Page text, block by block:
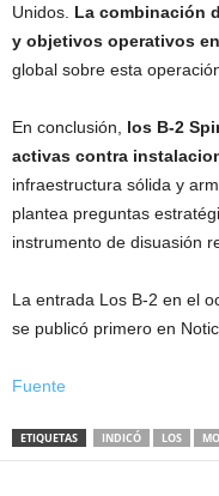
Unidos. La combinación
y objetivos operativos en
global sobre esta
En conclusión, los B-2
activas contra
infraestructura sólida y
plantea preguntas
instrumento de disuasión
La entrada Los B-2 en el
se publicó primero en
Fuente
ETIQUETAS INDICÓ LOS